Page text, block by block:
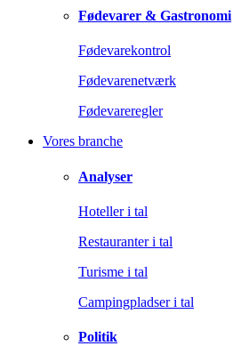
Fødevarer & Gastronomi
Fødevarekontrol
Fødevarenetværk
Fødevareregler
Vores branche
Analyser
Hoteller i tal
Restauranter i tal
Turisme i tal
Campingpladser i tal
Politik